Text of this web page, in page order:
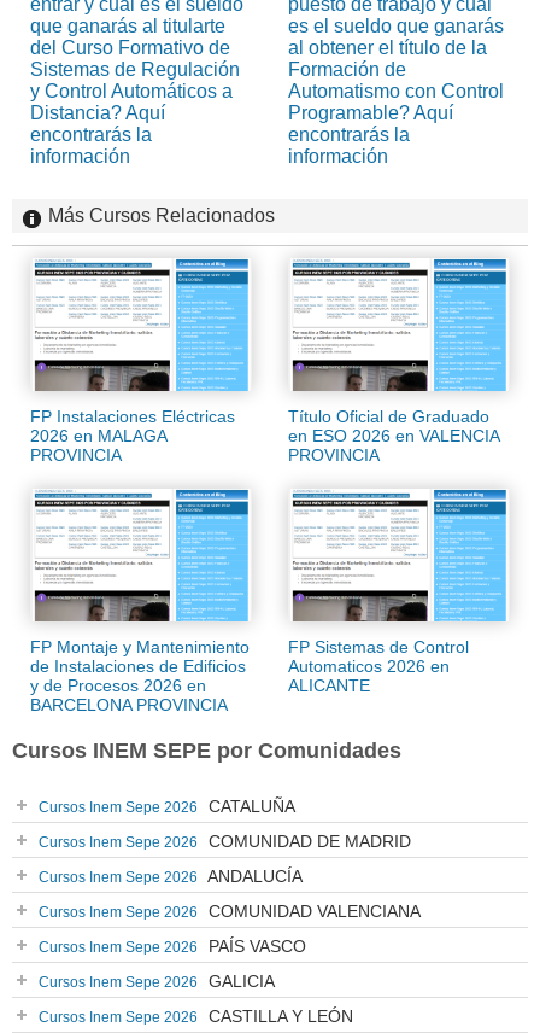
que ganarás al titularte
del Curso Formativo de
Sistemas de Regulación
y Control Automáticos a
Distancia? Aquí
encontrarás la
información
es el sueldo que ganarás
al obtener el título de la
Formación de
Automatismo con Control
Programable? Aquí
encontrarás la
información
Más Cursos Relacionados
FP Instalaciones Eléctricas
2026 en MALAGA
PROVINCIA
Título Oficial de Graduado
en ESO 2026 en VALENCIA
PROVINCIA
FP Montaje y Mantenimiento
de Instalaciones de Edificios
y de Procesos 2026 en
BARCELONA PROVINCIA
FP Sistemas de Control
Automaticos 2026 en
ALICANTE
Cursos INEM SEPE por Comunidades
Cursos Inem Sepe 2026 CATALUÑA
Cursos Inem Sepe 2026 COMUNIDAD DE MADRID
Cursos Inem Sepe 2026 ANDALUCÍA
Cursos Inem Sepe 2026 COMUNIDAD VALENCIANA
Cursos Inem Sepe 2026 PAÍS VASCO
Cursos Inem Sepe 2026 GALICIA
Cursos Inem Sepe 2026 CASTILLA Y LEÓN